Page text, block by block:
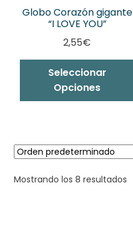
Globo Corazón gigante
“I LOVE YOU”
2,55€
Seleccionar
Opciones
Mostrando los 8 resultados